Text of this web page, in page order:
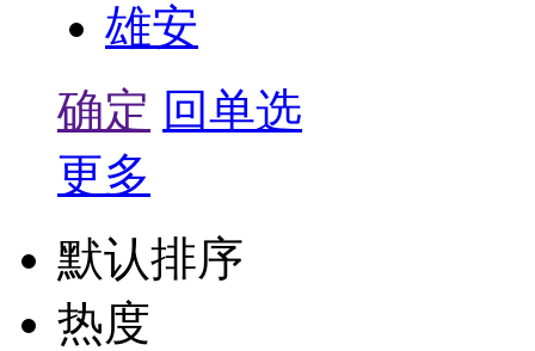
雄安
确定 回单选
更多
默认排序
热度